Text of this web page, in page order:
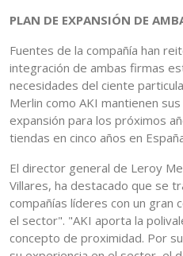
PLAN DE EXPANSIÓN DE
Fuentes de la compañía han
integración de ambas firmas
necesidades del ciente
Merlin como AKI mantienen
expansión para los próximos
tiendas en cinco años en
El director general de Leroy
Villares, ha destacado que se
compañías líderes con un gran
el sector". "AKI aporta la
concepto de proximidad. Por